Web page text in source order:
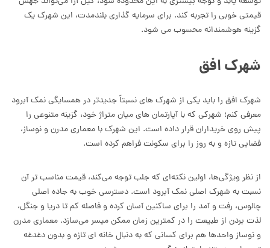
قیمتی خوبی را تجربه کند. برای سرمایه گذاری بلندمدت، این شهرک یک
گزینه هوشمندانه محسوب می شود.
شهرک افق
شهرک افق را باید یکی از شهرک های نسبتاً جدیدتر در همسایگی نمک آبرود
معرفی کنم؛ شهرکی که با آپارتمان های میان متراژ خود، گزینه‌ متنوعی را
پیش روی خریداران قرار داده است. این شهرک با معماری مدرن و نوساز،
فضایی تازه و به روز را برای سکونت فراهم کرده است.
از نظر ویژگی‌ها، اولین نکته‌ای که جلب توجه می‌کند، قیمت مناسب تر آن
نسبت به شهرک اصلی نمک آبرود است. دسترسی خوب به جاده اصلی
چالوس، رفت و آمد را برای ساکنین آسان کرده و فاصله کم تا دریا و جنگل،
لذت بردن از طبیعت را در کمترین زمان ممکن میسر می‌سازد. معماری مدرن
و نوساز واحدها هم برای کسانی که به دنبال خانه ای تازه و بدون دغدغه